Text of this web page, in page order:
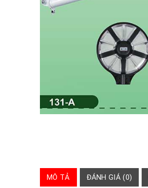
MÔ TẢ ĐÁNH GIÁ (0)